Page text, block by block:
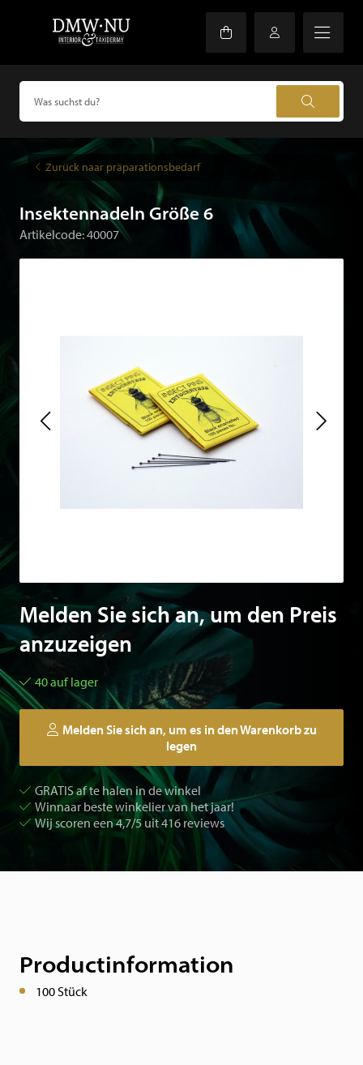
Zurück naar präparationsbedarf
Insektennadeln Größe 6
Artikelcode: 40007
Melden Sie sich an, um den Preis
anzuzeigen
40 auf lager
Melden Sie sich an, um es in den Warenkorb zu
legen
GRATIS af te halen in de winkel
Winnaar beste winkelier van het jaar!
Wij scoren een 4,7/5 uit 416 reviews
Productinformation
100 Stück